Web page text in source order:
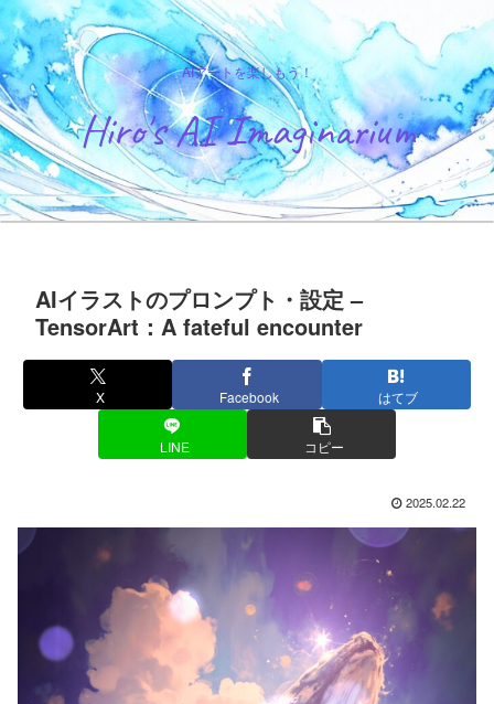
AIアートを楽しもう！
Hiro's AI Imaginarium
AIイラストのプロンプト・設定 –
TensorArt：A fateful encounter
X Facebook はてブ
LINE コピー
2025.02.22